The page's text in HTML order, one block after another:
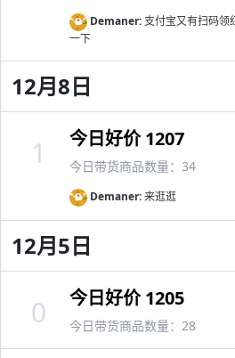
Demaner: 支付宝又有扫码领
一下
12月8日
今日好价 1207
今日带货商品数量：34
Demaner:来逛逛
1
12月5日
今日好价 1205
今日带货商品数量：28
0